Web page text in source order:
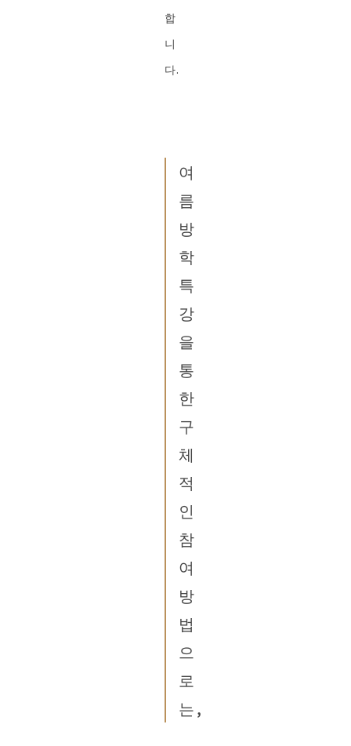
합
니
다.
여
름
방
학
특
강
을
통
한
구
체
적
인
참
여
방
법
으
로
는,